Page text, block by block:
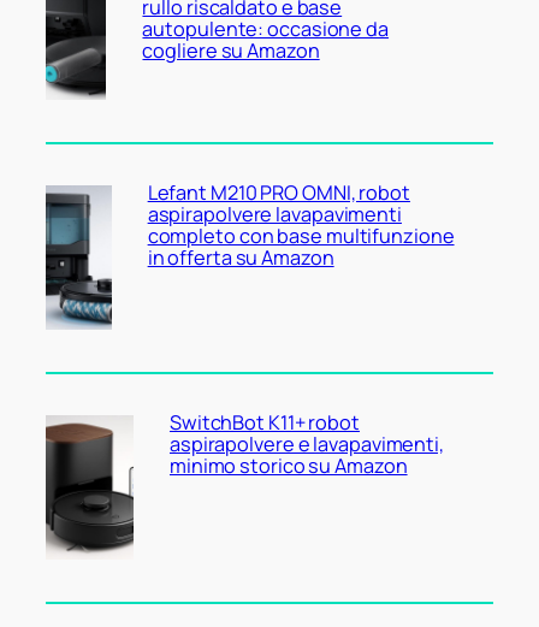
rullo riscaldato e base
autopulente: occasione da
cogliere su Amazon
Lefant M210 PRO OMNI, robot
aspirapolvere lavapavimenti
completo con base multifunzione
in offerta su Amazon
SwitchBot K11+ robot
aspirapolvere e lavapavimenti,
minimo storico su Amazon